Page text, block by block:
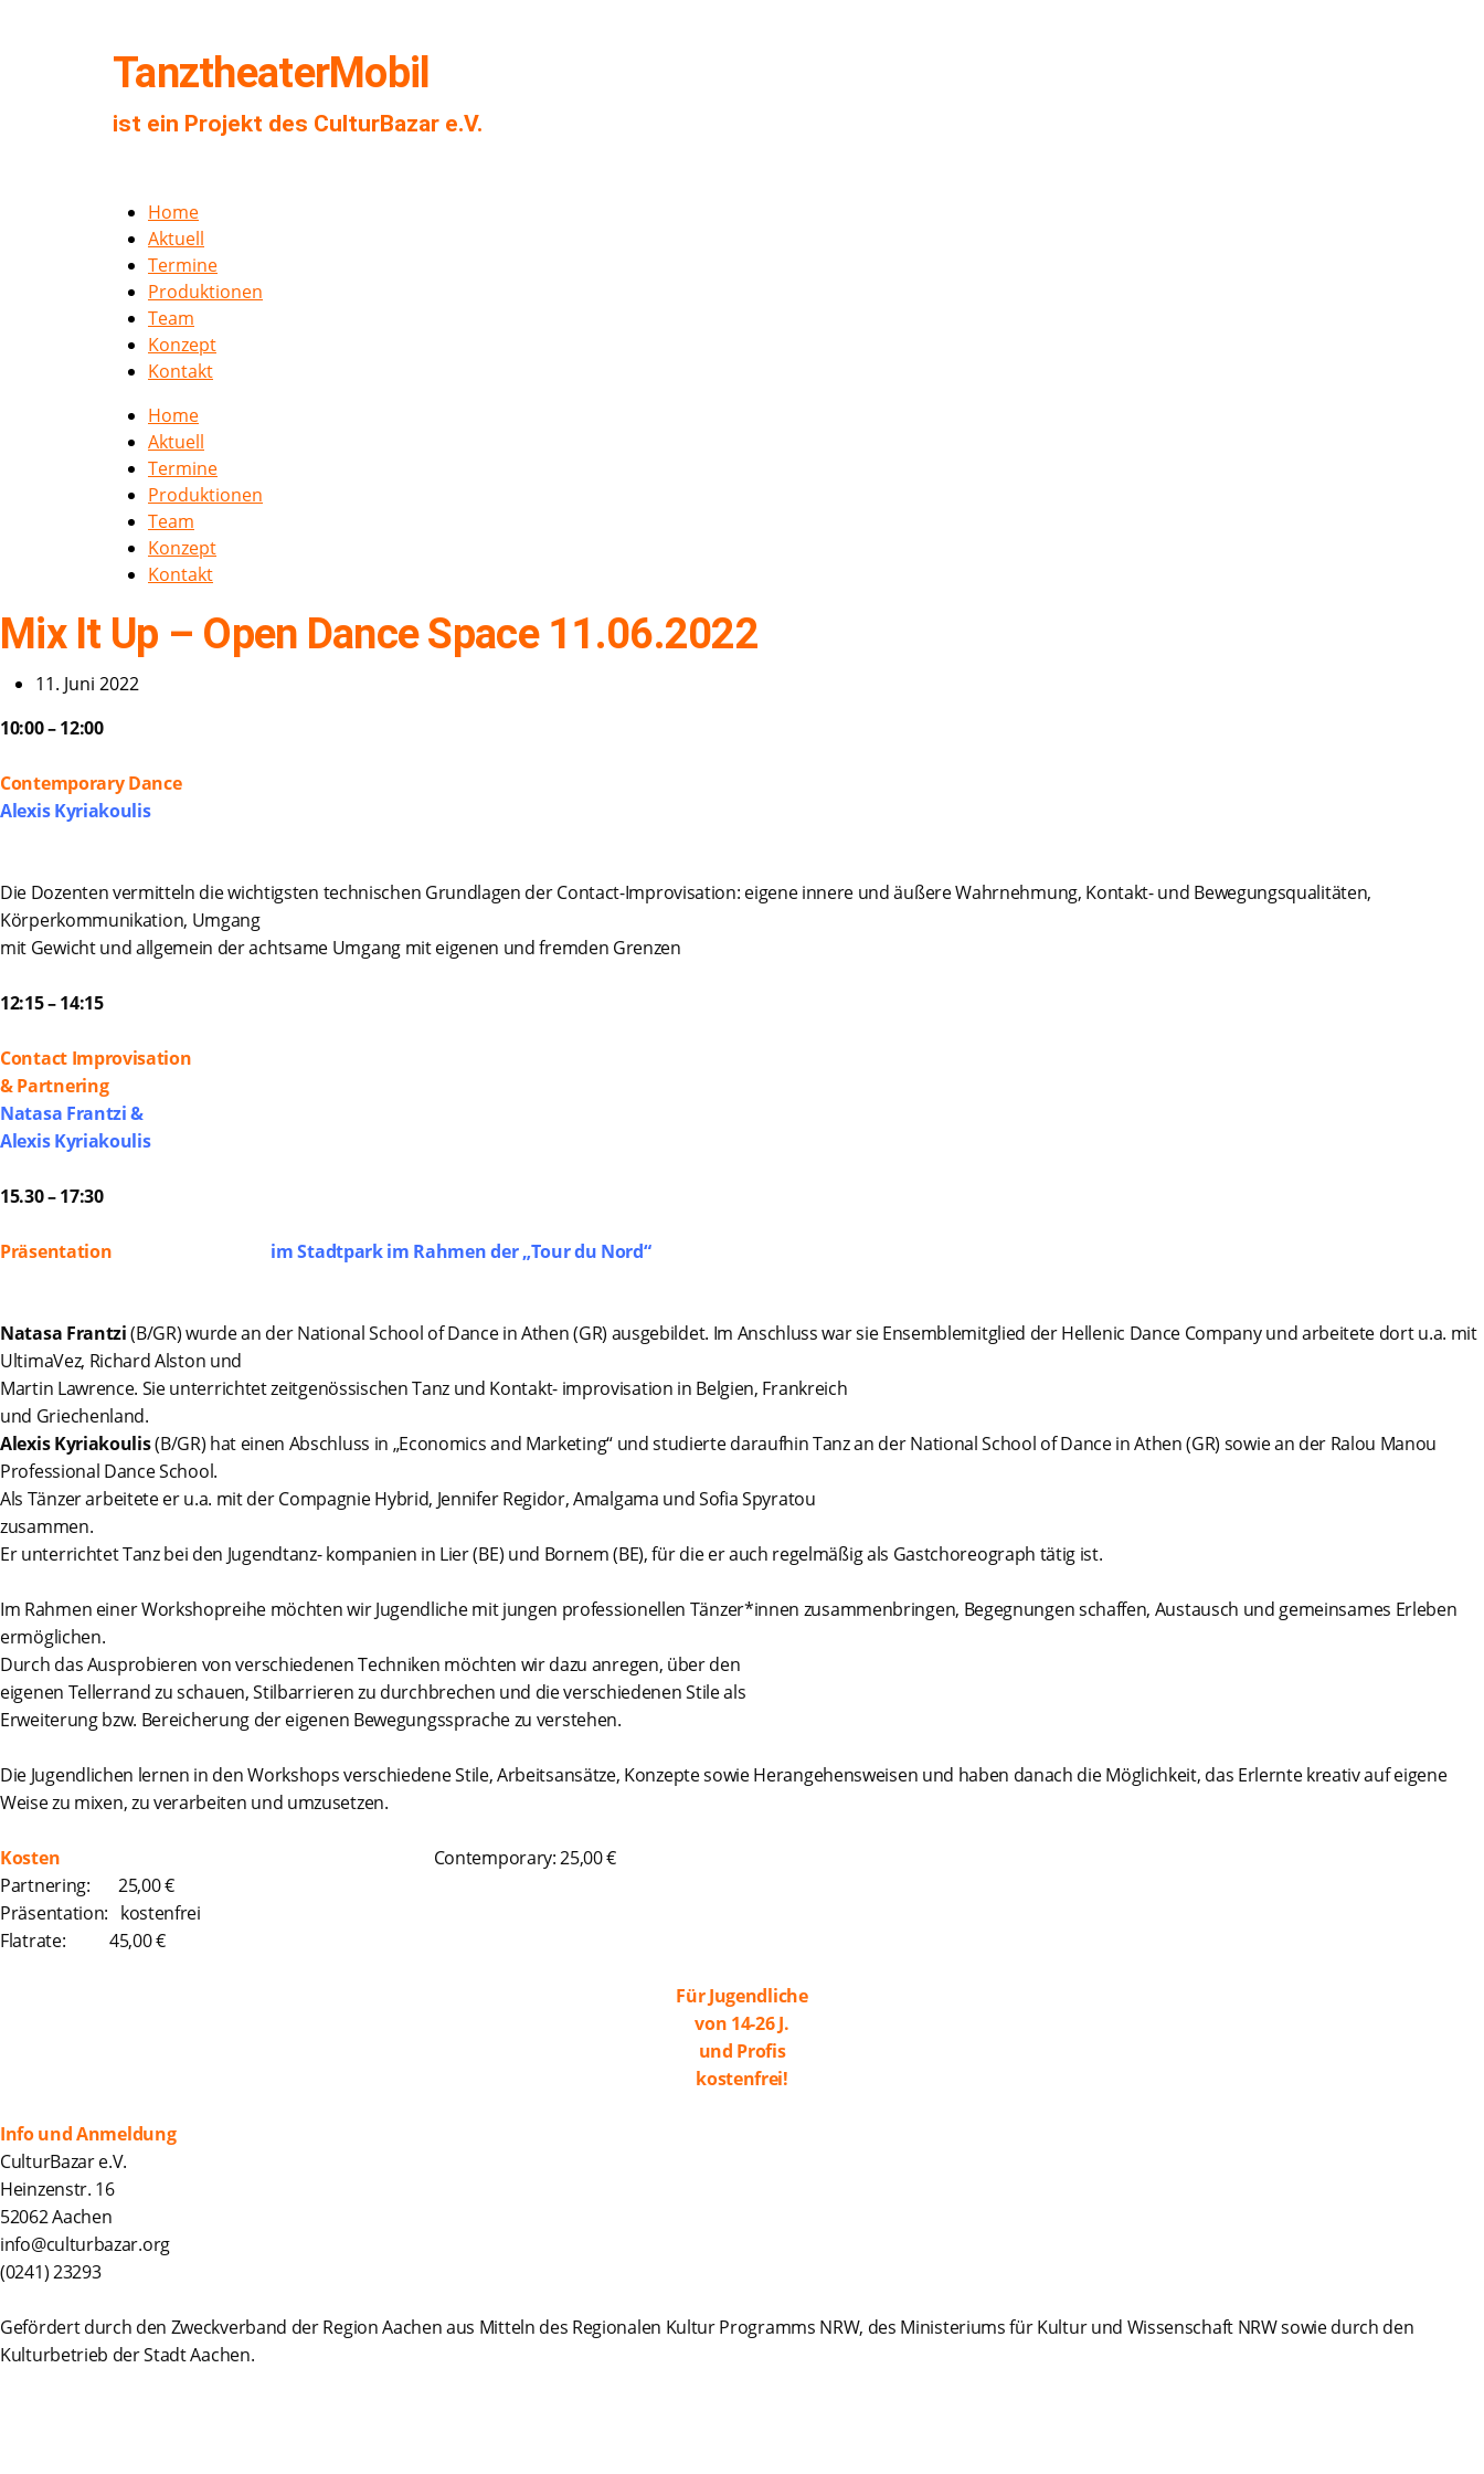
TanztheaterMobil
ist ein Projekt des CulturBazar e.V.
Home
Aktuell
Termine
Produktionen
Team
Konzept
Kontakt
Home
Aktuell
Termine
Produktionen
Team
Konzept
Kontakt
Mix It Up – Open Dance Space 11.06.2022
11. Juni 2022
10:00 – 12:00
Contemporary Dance
Alexis Kyriakoulis
Die Dozenten vermitteln die wichtigsten technischen Grundlagen der Contact-Improvisation: eigene innere und äußere Wahrnehmung, Kontakt- und Bewegungsqualitäten,
Körperkommunikation, Umgang
mit Gewicht und allgemein der achtsame Umgang mit eigenen und fremden Grenzen
12:15 – 14:15
Contact Improvisation
& Partnering
Natasa Frantzi &
Alexis Kyriakoulis
15.30 – 17:30
Präsentation im Stadtpark im Rahmen der „Tour du Nord“
Natasa Frantzi(B/GR) wurde an der National School of Dance in Athen (GR) ausgebildet. Im Anschluss war sie Ensemblemitglied der Hellenic Dance Company und arbeitete dort u.a. mit
UltimaVez, Richard Alston und
Martin Lawrence. Sie unterrichtet zeitgenössischen Tanz und Kontakt- improvisation in Belgien, Frankreich
und Griechenland.
Alexis Kyriakoulis(B/GR) hat einen Abschluss in „Economics and Marketing“ und studierte daraufhin Tanz an der National School of Dance in Athen (GR) sowie an der Ralou Manou
Professional Dance School.
Als Tänzer arbeitete er u.a. mit der Compagnie Hybrid, Jennifer Regidor, Amalgama und Sofia Spyratou
zusammen.
Er unterrichtet Tanz bei den Jugendtanz- kompanien in Lier (BE) und Bornem (BE), für die er auch regelmäßig als Gastchoreograph tätig ist.
Im Rahmen einer Workshopreihe möchten wir Jugendliche mit jungen professionellen Tänzer*innen zusammenbringen, Begegnungen schaffen, Austausch und gemeinsames Erleben
ermöglichen.
Durch das Ausprobieren von verschiedenen Techniken möchten wir dazu anregen, über den
eigenen Tellerrand zu schauen, Stilbarrieren zu durchbrechen und die verschiedenen Stile als
Erweiterung bzw. Bereicherung der eigenen Bewegungssprache zu verstehen.
Die Jugendlichen lernen in den Workshops verschiedene Stile, Arbeitsansätze, Konzepte sowie Herangehensweisen und haben danach die Möglichkeit, das Erlernte kreativ auf eigene
Weise zu mixen, zu verarbeiten und umzusetzen.
Kosten
Contemporary: 25,00 €
Partnering: 25,00 €
Präsentation: kostenfrei
Flatrate: 45,00 €
Für Jugendliche
von 14-26 J.
und Profis
kostenfrei!
Info und Anmeldung
CulturBazar e.V.
Heinzenstr. 16
52062 Aachen
info@culturbazar.org
(0241) 23293
Gefördert durch den Zweckverband der Region Aachen aus Mitteln des Regionalen Kultur Programms NRW, des Ministeriums für Kultur und Wissenschaft NRW sowie durch den
Kulturbetrieb der Stadt Aachen.